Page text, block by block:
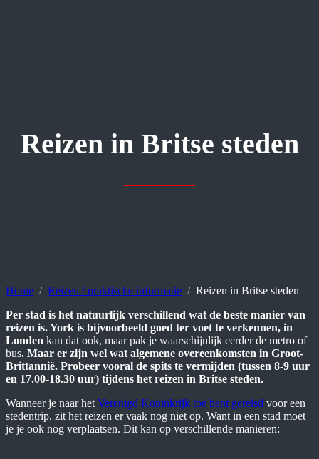
Reizen in Britse steden
Home Reizen / praktische informatie
Reizen in Britse steden
Per stad is het natuurlijk verschillend wat de beste manier van
reizen is. York is bijvoorbeeld goed ter voet te verkennen, in
Londen kan dat ook, maar pak je waarschijnlijk eerder de metro of
bus. Maar er zijn wel wat algemene overeenkomsten in Groot-
Brittannië. Probeer vooral de spits te vermijden (tussen 8-9 uur
en 17.00-18.30 uur) tijdens het reizen in Britse steden.
Wanneer je naar hetVerenigd Koninkrijk toe bent gereisd voor een
stedentrip, zit het reizen er vaak nog niet op. Want in een stad moet
je je ook nog verplaatsen. Dit kan op verschillende manieren: